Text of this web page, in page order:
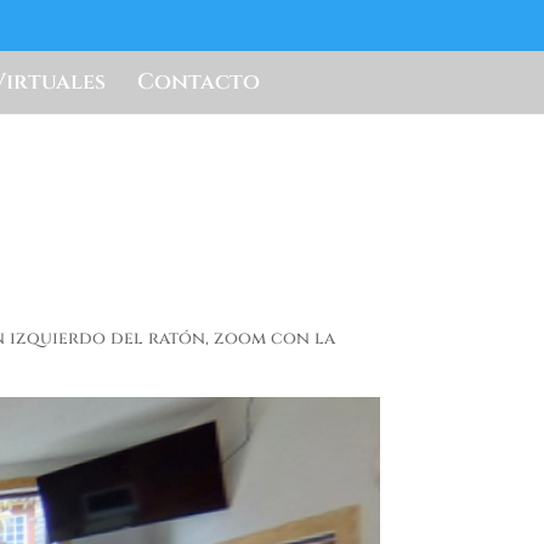
Contacto
izquierdo del ratón, zoom con la